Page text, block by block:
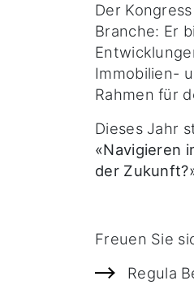
Der
Branche: Er
Immobilien-
Rahmen für
Dieses Jahr
«Navigieren
der
Freuen Sie
Regula